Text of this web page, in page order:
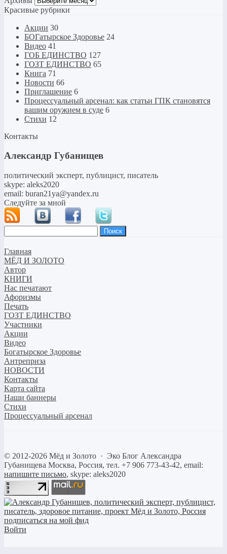
Красивые рубрики
Акции 30
БОГатырское Здоровье 24
Видео 41
ГОБ ЕДИНСТВО 127
ГОЗТ ЕДИНСТВО 65
Книга 71
Новости 66
Приглашение 6
Процессуальный арсенал: как статьи ГПК становятся
вашим оружием в суде 6
Стихи 12
Контакты
Александр Губанищев
политический эксперт, публицист, писатель
skype: aleks2020
email: buran21ya@yandex.ru
Следуйте за мной
Главная
МЁД И ЗОЛОТО
Автор
КНИГИ
Нас печатают
Афоризмы
Печать
ГОЗТ ЕДИНСТВО
Участники
Акции
Видео
Богатырское Здоровье
Антреприза
НОВОСТИ
Контакты
Карта сайта
Наши баннеры
Стихи
Процессуальный арсенал
© 2012-2026 Мёд и Золото · Эко Блог Александра
Губанищева Москва, Россия, тел. +7 906 773-43-42, email:
напишите письмо, skype: aleks2020
Войти